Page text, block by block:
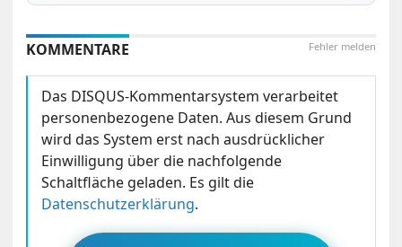
Fehler melden
KOMMENTARE
Das DISQUS-Kommentarsystem verarbeitet
personenbezogene Daten. Aus diesem Grund
wird das System erst nach ausdrücklicher
Einwilligung über die nachfolgende
Schaltfläche geladen. Es gilt die
Datenschutzerklärung.